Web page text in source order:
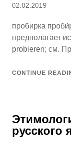
Posted
02.02.2019
пробирка
предполагает
probieren; см.
CONTINUE
русского